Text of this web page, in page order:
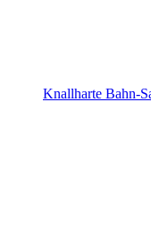
Knallharte Bahn-